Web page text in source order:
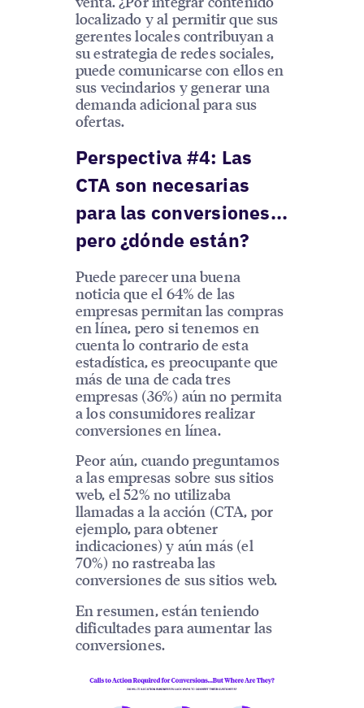
localizado y al permitir que sus
gerentes locales contribuyan a
su estrategia de redes sociales,
puede comunicarse con ellos en
sus vecindarios y generar una
demanda adicional para sus
ofertas.
Perspectiva #4: Las
CTA son necesarias
para las conversiones...
pero ¿dónde están?
Puede parecer una buena
noticia que el 64% de las
empresas permitan las compras
en línea, pero si tenemos en
cuenta lo contrario de esta
estadística, es preocupante que
más de una de cada tres
empresas (36%) aún no permita
a los consumidores realizar
conversiones en línea.
Peor aún, cuando preguntamos
a las empresas sobre sus sitios
web, el 52% no utilizaba
llamadas a la acción (CTA, por
ejemplo, para obtener
indicaciones) y aún más (el
70%) no rastreaba las
conversiones de sus sitios web.
En resumen, están teniendo
dificultades para aumentar las
conversiones.